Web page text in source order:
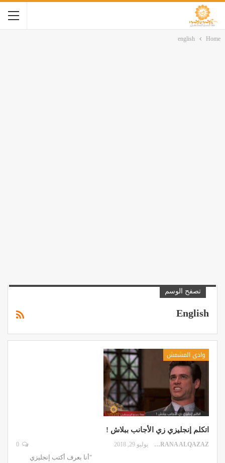
Home
english
تصفح الوسم
English
وادي المشمش
اتكلم إنجليزي زي الأجانب ببلاش !
RANA ALQAZAZ يوليو 29, 2018
"أنا بعرف أكتب إنجليزي